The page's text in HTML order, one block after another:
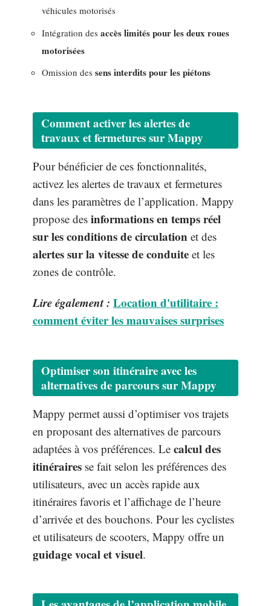
véhicules motorisés
Intégration des accès limités pour les deux roues
motorisées
Omission des sens interdits pour les piétons
Comment activer les alertes de
travaux et fermetures sur Mappy
Pour bénéficier de ces fonctionnalités,
activez les alertes de travaux et fermetures
dans les paramètres de l’application. Mappy
propose des informations en temps réel
sur les conditions de circulation et des
alertes sur la vitesse de conduite et les
zones de contrôle.
Lire également : Location d'utilitaire :
comment éviter les mauvaises surprises
Optimiser son itinéraire avec les
alternatives de parcours sur Mappy
Mappy permet aussi d’optimiser vos trajets
en proposant des alternatives de parcours
adaptées à vos préférences. Le calcul des
itinéraires se fait selon les préférences des
utilisateurs, avec un accès rapide aux
itinéraires favoris et l’affichage de l’heure
d’arrivée et des bouchons. Pour les cyclistes
et utilisateurs de scooters, Mappy offre un
guidage vocal et visuel.